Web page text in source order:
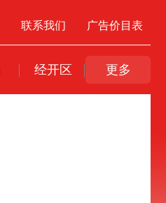
联系我们 广告价目表
经开区 更多